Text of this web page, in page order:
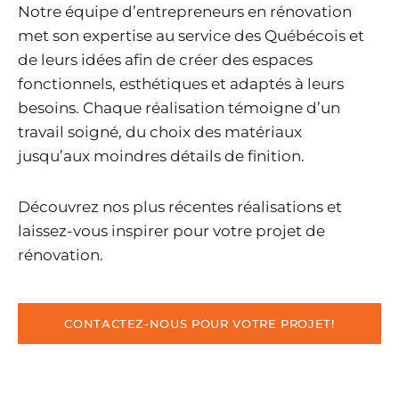
Notre équipe d’entrepreneurs en rénovation
met son expertise au service des Québécois et
de leurs idées afin de créer des espaces
fonctionnels, esthétiques et adaptés à leurs
besoins. Chaque réalisation témoigne d’un
travail soigné, du choix des matériaux
jusqu’aux moindres détails de finition.
Découvrez nos plus récentes réalisations et
laissez-vous inspirer pour votre projet de
rénovation.
CONTACTEZ-NOUS POUR VOTRE PROJET!